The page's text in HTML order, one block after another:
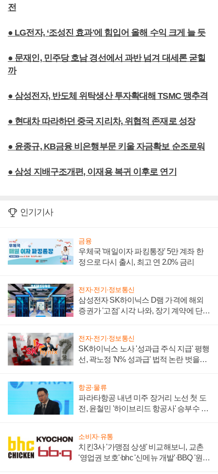
전
● LG전자, ‘조성진 효과'에 힘입어 올해 수익 크게 늘 듯
● 문재인, 민주당 호남 경선에서 과반 넘겨 대세론 굳힐
까
● 삼성전자, 반도체 위탁생산 투자확대해 TSMC 맹추격
● 현대차 따라하던 중국 지리차, 위협적 존재로 성장
● 윤종규, KB금융 비은행부문 키울 자금확보 순조로워
● 삼성 지배구조개편, 이재용 복귀 이후로 연기
인기기사
금융
우체국 '매일이자 파킹통장' 5만 계좌 한
정으로 다시 출시, 최고 연 2.0% 금리
전자·전기·정보통신
삼성전자 SK하이닉스 D램 가격에 해외
증권가 '고점' 시각 나와, 장기 계약에 단점
전자·전기·정보통신
SK하이닉스 노사 '성과급 주식 지급' 평행
선, 곽노정 'N% 성과급' 법적 논란 벗을지
항공·물류
파라타항공 내년 미주 장거리 노선 첫 도
전, 윤철민 '하이브리드 항공사' 승부수 통
소비자·유통
치킨3사 '가맹점 상생' 비교해보니, 교촌
'영업권 보호'·bhc '신메뉴 개발'·BBQ '원가